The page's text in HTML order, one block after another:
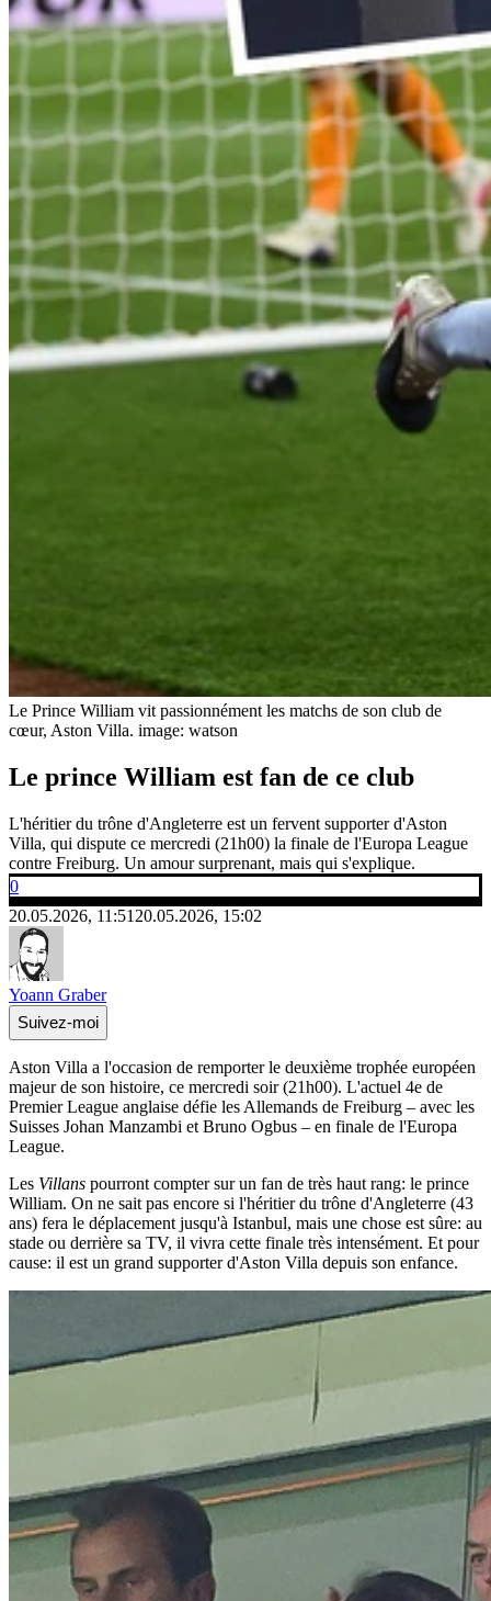
Le Prince William vit passionnément les matchs de son club de
cœur, Aston Villa. image: watson
Le prince William est fan de ce club
L'héritier du trône d'Angleterre est un fervent supporter d'Aston
Villa, qui dispute ce mercredi (21h00) la finale de l'Europa League
contre Freiburg. Un amour surprenant, mais qui s'explique.
0
20.05.2026, 11:51 20.05.2026, 15:02
Yoann Graber
Suivez-moi
Aston Villa a l'occasion de remporter le deuxième trophée européen
majeur de son histoire, ce mercredi soir (21h00). L'actuel 4e de
Premier League anglaise défie les Allemands de Freiburg – avec les
Suisses Johan Manzambi et Bruno Ogbus – en finale de l'Europa
League.
Les Villans pourront compter sur un fan de très haut rang: le prince
William. On ne sait pas encore si l'héritier du trône d'Angleterre (43
ans) fera le déplacement jusqu'à Istanbul, mais une chose est sûre: au
stade ou derrière sa TV, il vivra cette finale très intensément. Et pour
cause: il est un grand supporter d'Aston Villa depuis son enfance.